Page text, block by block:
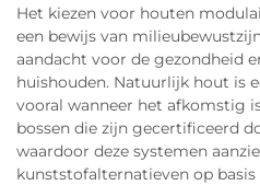
Het kiezen voor houten
een bewijs van
aandacht voor de gezondheid
huishouden. Natuurlijk hout is
vooral wanneer het afkomstig
bossen die zijn gecertificeerd
waardoor deze systemen
kunststofalternatieven op basis